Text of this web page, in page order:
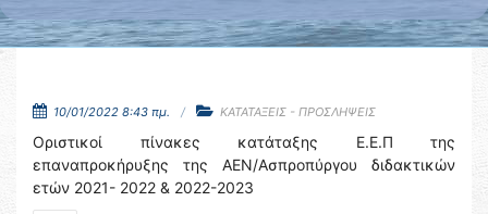
10/01/2022 8:43 πμ. ΚΑΤΑΤΑΞΕΙΣ - ΠΡΟΣΛΗΨΕΙΣ
Οριστικοί πίνακες κατάταξης Ε.Ε.Π της
επαναπροκήρυξης της ΑΕΝ/Ασπροπύργου διδακτικών
ετών 2021- 2022 & 2022-2023